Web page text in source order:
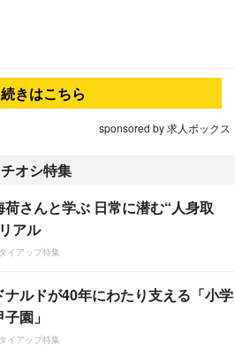
続きはこちら
sponsored by 求人ボックス
オシ特集
荷さんと学ぶ 日常に潜む“人身取
アル
イアップ特集
ナルドが40年にわたり支える「小学
園」
イアップ特集